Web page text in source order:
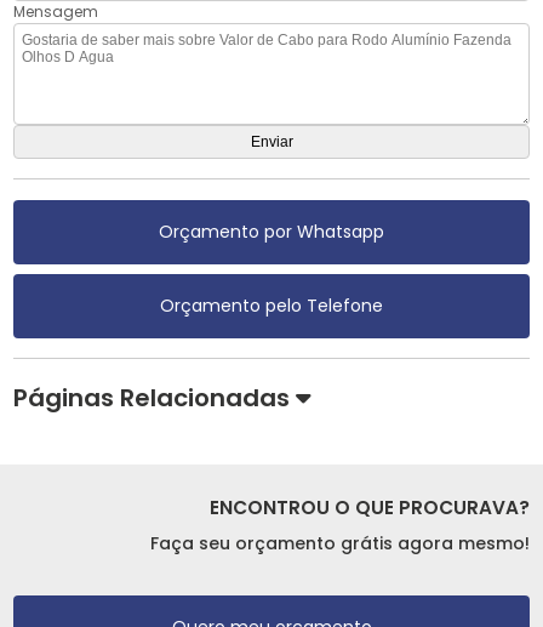
Mensagem
Orçamento por Whatsapp
Orçamento pelo Telefone
Páginas Relacionadas
ENCONTROU O QUE PROCURAVA?
Faça seu orçamento grátis agora mesmo!